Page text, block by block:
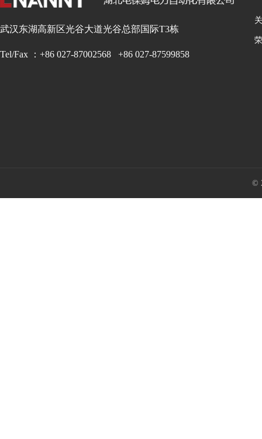
武汉东湖高新区光谷大道光谷总部国际T3栋
Tel/Fax ：+86 027-87002568 +86 027-87599858
©